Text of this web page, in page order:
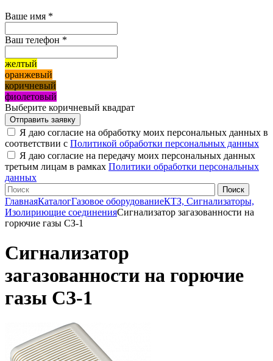
Ваше имя *
Ваш телефон *
желтый
оранжевый
коричневый
фиолетовый
Выберите коричневый квадрат
Я даю согласие на обработку моих персональных данных в
соответствии с Политикой обработки персональных данных
Я даю согласие на передачу моих персональных данных
третьим лицам в рамках Политики обработки персональных
данных
ГлавнаяКаталогГазовое оборудованиеКТЗ, Сигнализаторы,
Изолириющие соединенияСигнализатор загазованности на
горючие газы СЗ-1
Сигнализатор
загазованности на горючие
газы СЗ-1